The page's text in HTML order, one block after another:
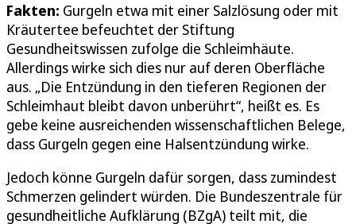
Fakten: Gurgeln etwa mit einer Salzlösung oder mit
Kräutertee befeuchtet der Stiftung
Gesundheitswissen zufolge die Schleimhäute.
Allerdings wirke sich dies nur auf deren Oberfläche
aus. „Die Entzündung in den tieferen Regionen der
Schleimhaut bleibt davon unberührt“, heißt es. Es
gebe keine ausreichenden wissenschaftlichen Belege,
dass Gurgeln gegen eine Halsentzündung wirke.
Jedoch könne Gurgeln dafür sorgen, dass zumindest
Schmerzen gelindert würden. Die Bundeszentrale für
gesundheitliche Aufklärung (BZgA) teilt mit, die